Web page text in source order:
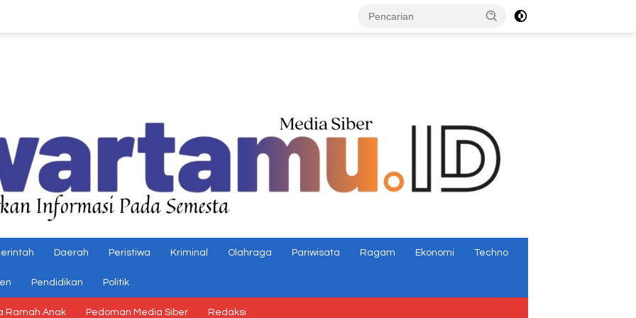
Daerah Peristiwa Kriminal Olahraga Pariwisata Ragam Ekonomi Techno
Pendidikan Politik
Ramah Anak Pedoman Media Siber Redaksi